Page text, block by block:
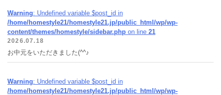
Warning: Undefined variable $post_id in
/home/homestyle21/homestyle21.jp/public_html/wp/wp-
content/themes/homestyle/sidebar.php on line 21
2026.07.18
お中元をいただきました(^^♪
Warning: Undefined variable $post_id in
/home/homestyle21/homestyle21.jp/public_html/wp/wp-